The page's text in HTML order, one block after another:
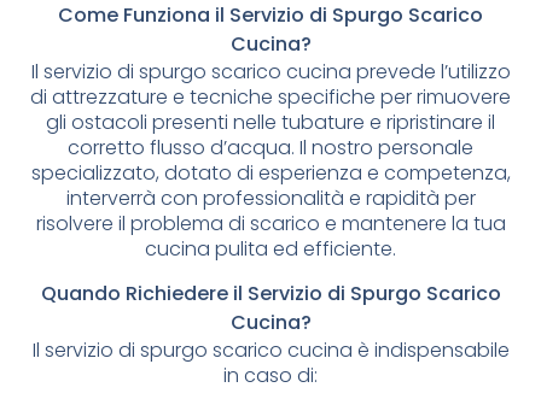
Come Funziona il Servizio di Spurgo Scarico
Cucina?
Il servizio di spurgo scarico cucina prevede l’utilizzo
di attrezzature e tecniche specifiche per rimuovere
gli ostacoli presenti nelle tubature e ripristinare il
corretto flusso d’acqua. Il nostro personale
specializzato, dotato di esperienza e competenza,
interverrà con professionalità e rapidità per
risolvere il problema di scarico e mantenere la tua
cucina pulita ed efficiente.
Quando Richiedere il Servizio di Spurgo Scarico
Cucina?
Il servizio di spurgo scarico cucina è indispensabile
in caso di: